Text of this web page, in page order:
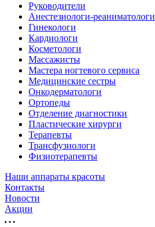
Руководители
Анестезиологи-реаниматологи
Гинекологи
Кардиологи
Косметологи
Массажисты
Мастера ногтевого сервиса
Медицинские сестры
Онкодерматологи
Ортопеды
Отделение диагностики
Пластические хирурги
Терапевты
Трансфузиологи
Физиотерапевты
Наши аппараты красоты
Контакты
Новости
Акции